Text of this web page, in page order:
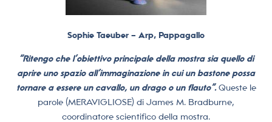
Sophie Taeuber – Arp, Pappagallo
“Ritengo che l’obiettivo principale della mostra sia quello di
aprire uno spazio all’immaginazione in cui un bastone possa
tornare a essere un cavallo, un drago o un flauto”.Queste le
parole (MERAVIGLIOSE) di James M. Bradburne,
coordinatore scientifico della mostra.